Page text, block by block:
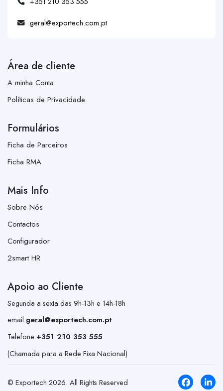
geral@exportech.com.pt
Área de cliente
A minha Conta
Políticas de Privacidade
Formulários
Ficha de Parceiros
Ficha RMA
Mais Info
Sobre Nós
Contactos
Configurador
2smart HR
Apoio ao Cliente
Segunda a sexta das 9h-13h e 14h-18h
email:geral@exportech.com.pt
Telefone:+351 210 353 555
(Chamada para a Rede Fixa Nacional)
© Exportech 2026. All Rights Reserved